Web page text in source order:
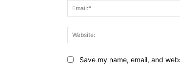
Save my name, email, and